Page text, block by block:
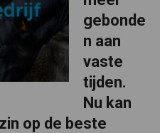
gebonde
n aan
vaste
tijden.
Nu kan
op de beste